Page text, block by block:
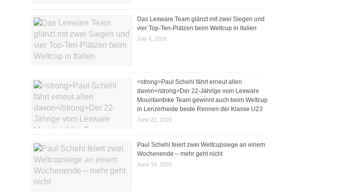
Das Lexware Team glänzt mit zwei Siegen und
vier Top-Ten-Plätzen beim Weltcup in Italien
July 6, 2026
<strong>Paul Schehl fährt erneut allen
davon</strong>Der 22-Jährige vom Lexware
Mountainbike Team gewinnt auch beim Weltcup
in Lenzerheide beide Rennen der Klasse U23
June 22, 2026
Paul Schehl feiert zwei Weltcupsiege an einem
Wochenende – mehr geht nicht
June 18, 2026